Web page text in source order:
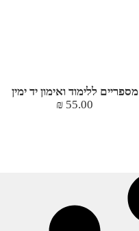
מספריים ללימוד ואימון יד ימין
55.00
₪